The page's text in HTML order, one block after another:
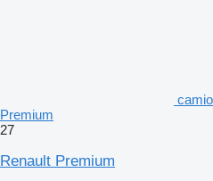
Premium
27
Renault Premium